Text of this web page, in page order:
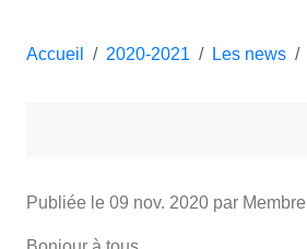
Accueil 2020-2021 Les news
Publiée le 09 nov. 2020 par